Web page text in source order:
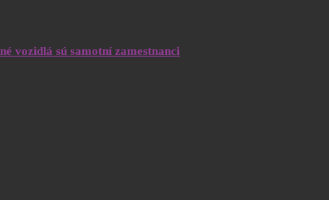
vozidlá sú samotní zamestnanci